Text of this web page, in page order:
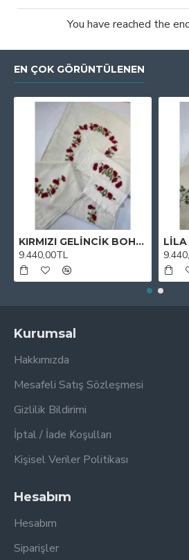
You have reached the
EN ÇOK GÖRÜNTÜLENEN
KIRMIZI GELİNCİK BOHÇA TAKIMI
9.440,00TL
Kurumsal
Hakkımızda
Mesafeli Satış Sözleşmesi
Gizlilik Bildirimi
İptal / İade Koşulları
Kişisel Veriler Politikası
Hesabım
Hesabım
Siparişler